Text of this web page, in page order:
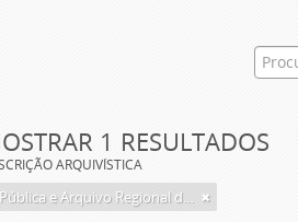
1 RESULTADOS
ARQUIVÍSTICA
Biblioteca Pública e Arquivo Regional de Ponta Delgada